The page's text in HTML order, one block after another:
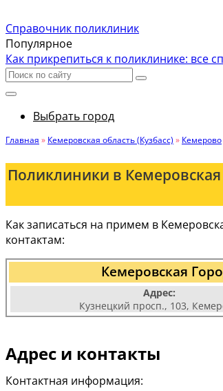
Справочник поликлиник
Популярное
Как прикрепиться к поликлинике: все
Выбрать город
Главная » Кемеровская область (Кузбасс) » Кемерово
Поликлиники в
Как записаться на примем в
контактам:
Кемеровская
Адрес:
Кузнецкий просп., 103,
Адрес и контакты
Контактная информация: